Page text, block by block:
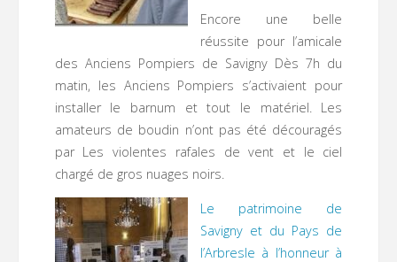
Encore une belle
réussite pour l’amicale
des Anciens Pompiers de Savigny Dès 7h du
matin, les Anciens Pompiers s’activaient pour
installer le barnum et tout le matériel. Les
amateurs de boudin n’ont pas été découragés
par Les violentes rafales de vent et le ciel
chargé de gros nuages noirs.
Le patrimoine de
Savigny et du Pays de
l’Arbresle à l’honneur à